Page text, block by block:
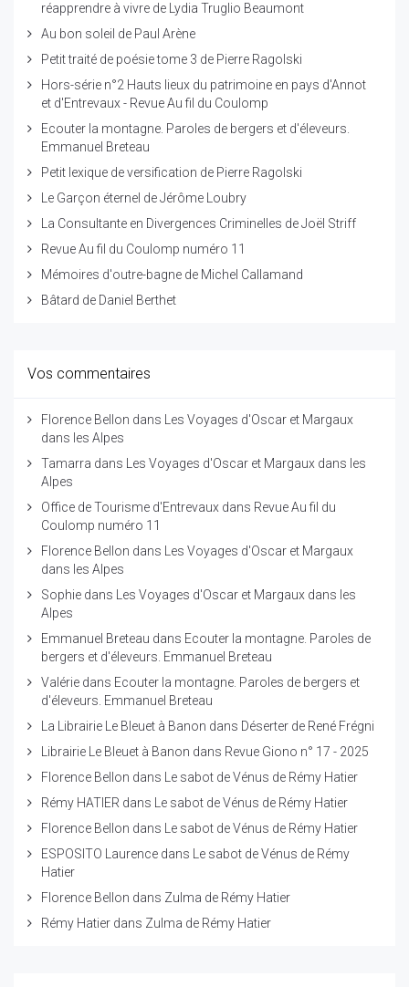
réapprendre à vivre de Lydia Truglio Beaumont
Au bon soleil de Paul Arène
Petit traité de poésie tome 3 de Pierre Ragolski
Hors-série n°2 Hauts lieux du patrimoine en pays d'Annot
et d'Entrevaux - Revue Au fil du Coulomp
Ecouter la montagne. Paroles de bergers et d'éleveurs.
Emmanuel Breteau
Petit lexique de versification de Pierre Ragolski
Le Garçon éternel de Jérôme Loubry
La Consultante en Divergences Criminelles de Joël Striff
Revue Au fil du Coulomp numéro 11
Mémoires d'outre-bagne de Michel Callamand
Bâtard de Daniel Berthet
Vos commentaires
Florence Bellon dans
Les Voyages d'Oscar et Margaux
dans les Alpes
Tamarra dans
Les Voyages d'Oscar et Margaux dans les
Alpes
Office de Tourisme d'Entrevaux dans Revue Au fil du
Coulomp numéro 11
Florence Bellon dans
Les Voyages d'Oscar et Margaux
dans les Alpes
Sophie dans
Les Voyages d'Oscar et Margaux dans les
Alpes
Emmanuel Breteau dans Ecouter la montagne. Paroles de
bergers et d'éleveurs. Emmanuel Breteau
Valérie dans Ecouter la montagne. Paroles de bergers et
d'éleveurs. Emmanuel Breteau
La Librairie Le Bleuet à Banon dans Déserter de René Frégni
Librairie Le Bleuet à Banon dans Revue Giono n° 17 - 2025
Florence Bellon dans
Le sabot de Vénus de Rémy Hatier
Rémy HATIER dans
Le sabot de Vénus de Rémy Hatier
Florence Bellon dans
Le sabot de Vénus de Rémy Hatier
ESPOSITO Laurence dans
Le sabot de Vénus de Rémy
Hatier
Florence Bellon dans Zulma de Rémy Hatier
Rémy Hatier dans Zulma de Rémy Hatier